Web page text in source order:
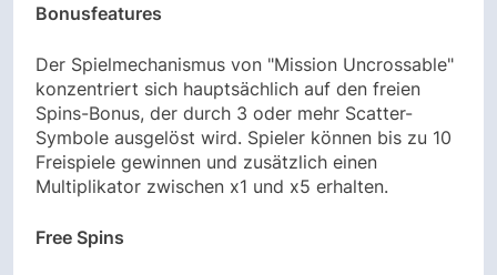
Bonusfeatures
Der Spielmechanismus von "Mission Uncrossable"
konzentriert sich hauptsächlich auf den freien
Spins-Bonus, der durch 3 oder mehr Scatter-
Symbole ausgelöst wird. Spieler können bis zu 10
Freispiele gewinnen und zusätzlich einen
Multiplikator zwischen x1 und x5 erhalten.
Free Spins